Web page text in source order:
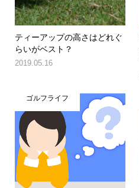
ティーアップの高さはどれぐ
らいがベスト？
2019.05.16
ゴルフライフ